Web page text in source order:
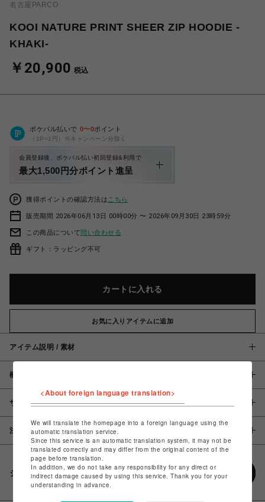
名古屋PARCO
KOOI NATURE PRINT SHEER ZIP HOODIE -
KHAKI-
￥20,900 税込
ポケパル払いで 0〜0ポイント
（1P=1円）※キャンペーン分除く
会員登録後、ポケパル払い初回登録&利用で
最大1,500円分ポイント進呈
獲得ポイントの確認方法は こちら
販売期間 2026年06月13日 00時00分 〜 2026年09月30日 23時59分
この商品について問い合わせる
ギフト：ラッピング不可
カートに入れる
お気に入りアイテムに追加
アイテム説明 / 素材
概要
サイズ
注意事項
シェアする
<About foreign language translation>
We will translate the homepage into a foreign language using the
automatic translation service.
Since this service is an automatic translation system, it may not be
translated correctly and may differ from the original content of the
page before translation.
In addition, we do not take any responsibility for any direct or
indirect damage caused by using this service. Thank you for your
understanding in advance.